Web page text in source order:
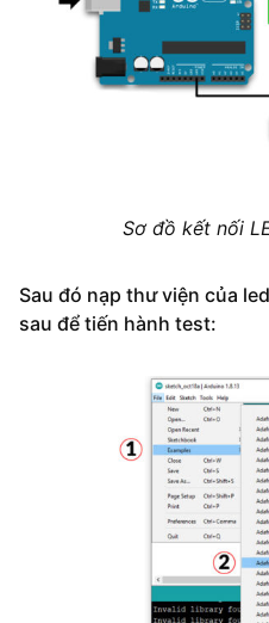
Sơ đồ kết nối
Sau đó nạp thư viện của
sau để tiến hành test: